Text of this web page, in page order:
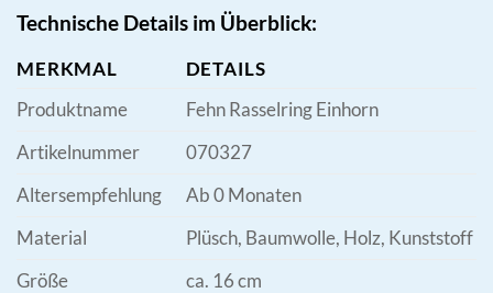
Technische Details im Überblick:
MERKMAL
DETAILS
Produktname
Fehn Rasselring Einhorn
Artikelnummer
070327
Altersempfehlung
Ab 0 Monaten
Material
Plüsch, Baumwolle, Holz, Kunststoff
Größe
ca. 16 cm